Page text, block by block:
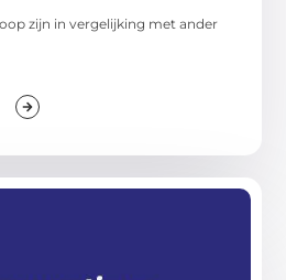
zijn in vergelijking met ander